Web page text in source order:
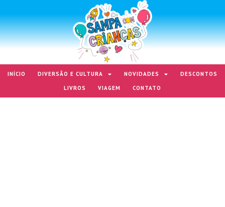
INÍCIO DIVERSÃO E CULTURA NOVIDADES
DESCONTOS
LIVROS
VIAGEM CONTATO